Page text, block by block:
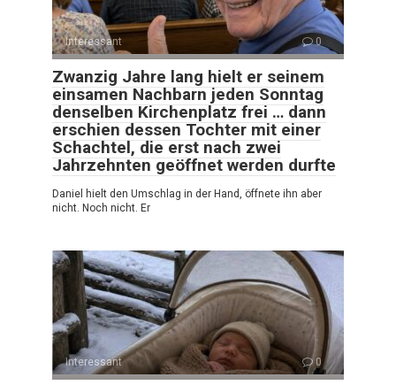
Interessant 0
Zwanzig Jahre lang hielt er seinem
einsamen Nachbarn jeden Sonntag
denselben Kirchenplatz frei … dann
erschien dessen Tochter mit einer
Schachtel, die erst nach zwei
Jahrzehnten geöffnet werden durfte
Daniel hielt den Umschlag in der Hand, öffnete ihn aber
nicht. Noch nicht. Er
Interessant 0